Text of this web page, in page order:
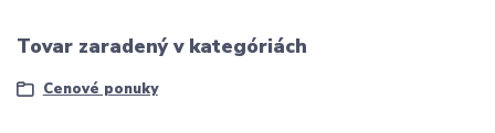
Tovar zaradený v kategóriách
Cenové ponuky